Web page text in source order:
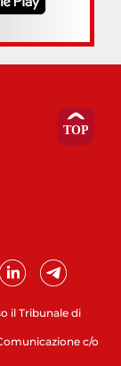
il Tribunale di
c/o